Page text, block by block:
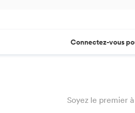
Connectez-vous
Soyez le premier